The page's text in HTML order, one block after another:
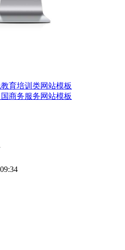
教育培训类网站模板
国商务服务网站模板